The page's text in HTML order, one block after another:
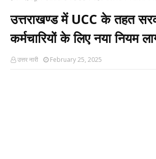
उत्तराखण्ड में UCC के तहत
कर्मचारियों के लिए नया नियम
उत्तर नारी February 25, 2025